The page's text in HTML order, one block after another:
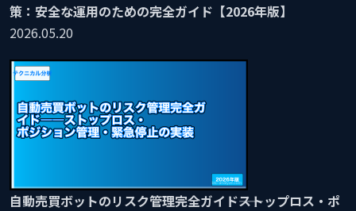
策：安全な運用のための完全ガイド【2026年版】
2026.05.20
自動売買ボットのリスク管理完全ガイド――ストップロス・ポ